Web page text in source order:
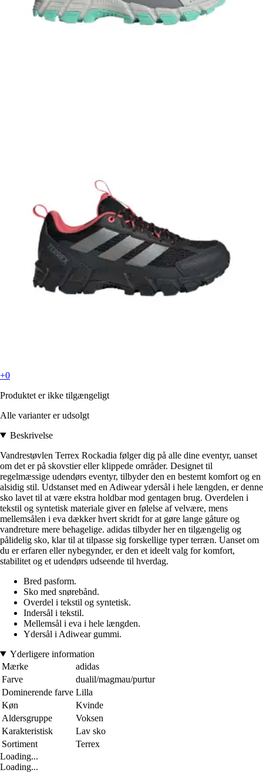
+0
Produktet er ikke tilgængeligt
Alle varianter er udsolgt
Beskrivelse
Vandrestøvlen Terrex Rockadia følger dig på alle dine eventyr, uanset
om det er på skovstier eller klippede områder. Designet til
regelmæssige udendørs eventyr, tilbyder den en bestemt komfort og en
alsidig stil. Udstanset med en Adiwear ydersål i hele længden, er denne
sko lavet til at være ekstra holdbar mod gentagen brug. Overdelen i
tekstil og syntetisk materiale giver en følelse af velvære, mens
mellemsålen i eva dækker hvert skridt for at gøre lange gåture og
vandreture mere behagelige. adidas tilbyder her en tilgængelig og
pålidelig sko, klar til at tilpasse sig forskellige typer terræn. Uanset om
du er erfaren eller nybegynder, er den et ideelt valg for komfort,
stabilitet og et udendørs udseende til hverdag.
Bred pasform.
Sko med snørebånd.
Overdel i tekstil og syntetisk.
Indersål i tekstil.
Mellemsål i eva i hele længden.
Ydersål i Adiwear gummi.
Yderligere information
Mærke
adidas
Farve
dualil/magmau/purtur
Dominerende farve Lilla
Køn
Kvinde
Aldersgruppe
Voksen
Karakteristisk
Lav sko
Sortiment
Terrex
Loading...
Loading...